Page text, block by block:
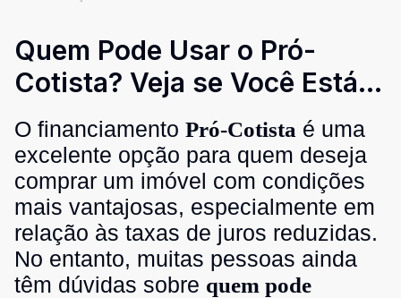
Quem Pode Usar o Pró-
Cotista? Veja se Você Está
na Lista!
O financiamento Pró-Cotista é uma
excelente opção para quem deseja
comprar um imóvel com condições
mais vantajosas, especialmente em
relação às taxas de juros reduzidas.
No entanto, muitas pessoas ainda
têm dúvidas sobre quem pode